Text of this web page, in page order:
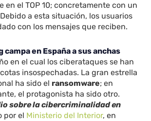
en el TOP 10; concretamente con un
a esta situación, los usuarios
con los mensajes que reciben.
campa en España a sus anchas
en el cual los ciberataques se han
insospechadas. La gran estrella
ha sido el ransomware; en
el protagonista ha sido otro.
sobre la cibercriminalidad en
por el Ministerio del Interior, en